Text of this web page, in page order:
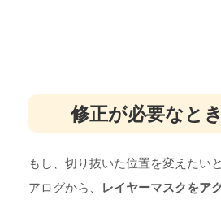
修正が必要なと
もし、切り抜いた位置を変えたい
アログから、
レイヤーマスクをア